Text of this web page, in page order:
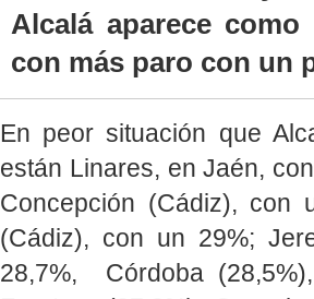
Alcalá aparece
con más paro con un
En peor situación que
están Linares, en Jaén,
Concepción (Cádiz), con
(Cádiz), con un 29%;
28,7%, Córdoba